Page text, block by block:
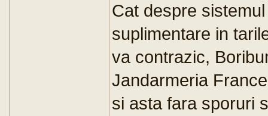
Cat despre
suplimentare in
va contrazic,
Jandarmeria
si asta fara sporuri